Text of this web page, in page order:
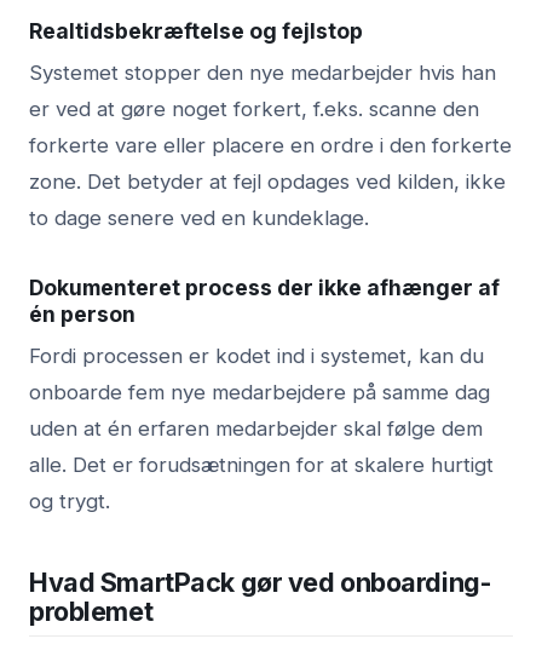
Realtidsbekræftelse og fejlstop
Systemet stopper den nye medarbejder hvis han
er ved at gøre noget forkert, f.eks. scanne den
forkerte vare eller placere en ordre i den forkerte
zone. Det betyder at fejl opdages ved kilden, ikke
to dage senere ved en kundeklage.
Dokumenteret process der ikke afhænger af
én person
Fordi processen er kodet ind i systemet, kan du
onboarde fem nye medarbejdere på samme dag
uden at én erfaren medarbejder skal følge dem
alle. Det er forudsætningen for at skalere hurtigt
og trygt.
Hvad SmartPack gør ved onboarding-
problemet